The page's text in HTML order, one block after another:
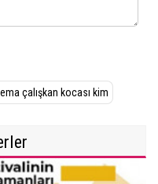
çalışkan kocası kim